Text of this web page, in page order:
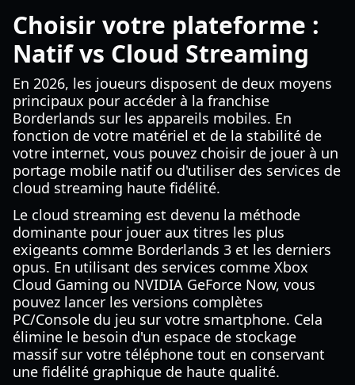
Choisir votre plateforme :
Natif vs Cloud Streaming
En 2026, les joueurs disposent de deux moyens
principaux pour accéder à la franchise
Borderlands sur les appareils mobiles. En
fonction de votre matériel et de la stabilité de
votre internet, vous pouvez choisir de jouer à un
portage mobile natif ou d'utiliser des services de
cloud streaming haute fidélité.
Le cloud streaming est devenu la méthode
dominante pour jouer aux titres les plus
exigeants comme Borderlands 3 et les derniers
opus. En utilisant des services comme Xbox
Cloud Gaming ou NVIDIA GeForce Now, vous
pouvez lancer les versions complètes
PC/Console du jeu sur votre smartphone. Cela
élimine le besoin d'un espace de stockage
massif sur votre téléphone tout en conservant
une fidélité graphique de haute qualité.